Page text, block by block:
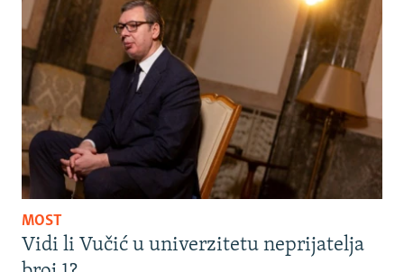
MOST
Vidi li Vučić u univerzitetu neprijatelja